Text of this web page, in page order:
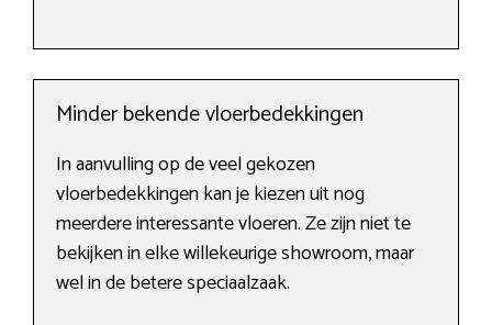
Minder bekende vloerbedekkingen
In aanvulling op de veel gekozen
vloerbedekkingen kan je kiezen uit nog
meerdere interessante vloeren. Ze zijn niet te
bekijken in elke willekeurige showroom, maar
wel in de betere speciaalzaak.